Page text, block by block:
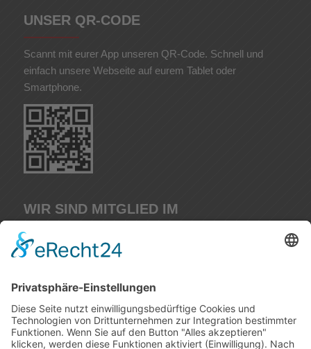
UNSER QR-CODE
Scannt mit eurer App unseren QR-Code. Schnell und
einfach unsere Webseite auf eurem Tablet oder
Smartphone.
WIR SIND MITGLIED IM